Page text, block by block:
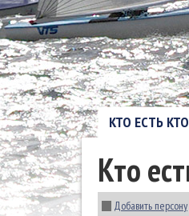
КТО ЕСТЬ КТО
Кто
Добавить персону